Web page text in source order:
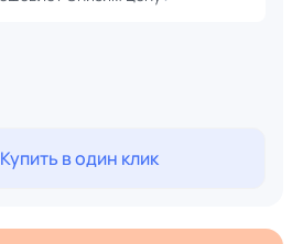
Купить в один клик